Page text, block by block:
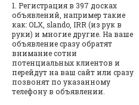
1. Регистрация в 397 досках
объявлений, например такие
как: OLX, slando, IRR (из рук в
руки) и многие другие. На ваше
объявление сразу обратят
внимание сотни
потенциальных клиентов и
перейдут на ваш сайт или сразу
позвонят по указанному
телефону в объявлении.